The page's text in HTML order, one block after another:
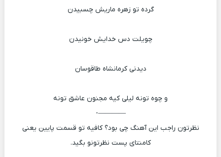
گرده تو زهره ماریش چسبیدن
چویلت دس خدایش خونیدن
دیدنی کرمانشاه طاقوسان
و چوه تونه لیلی کیه مجنون عاشق تونه
————-
نظرتون راجب این آهنگ چی بود؟ کافیه تو قسمت پایین یعنی
کامنتای پست نظرتونو بگید.